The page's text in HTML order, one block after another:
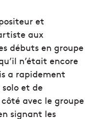
et
aux
débuts en groupe
n’était encore
a rapidement
et de
avec le groupe
signant les